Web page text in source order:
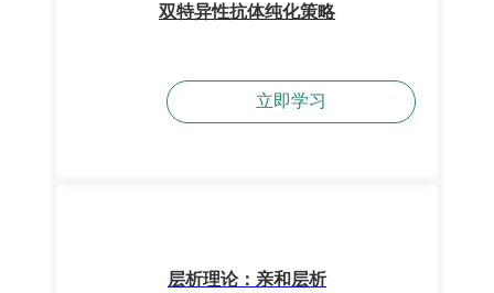
双特异性抗体纯化策略
立即学习
层析理论：亲和层析